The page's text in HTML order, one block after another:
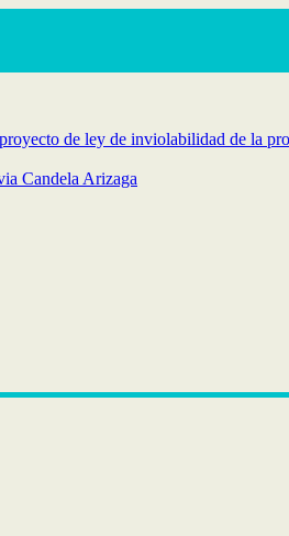
de ley de inviolabilidad de la
Candela Arizaga